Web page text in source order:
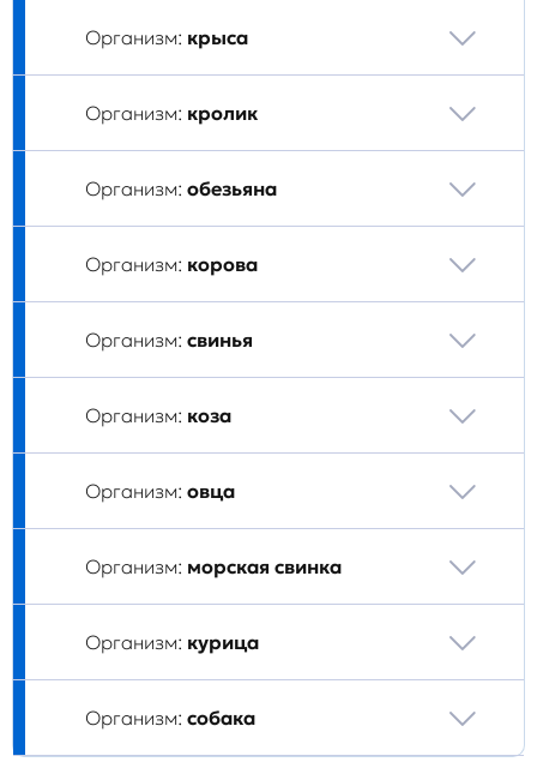
Организм: крыса
Организм: кролик
Организм: обезьяна
Организм: корова
Организм: свинья
Организм: коза
Организм: овца
Организм: морская свинка
Организм: курица
Организм: собака